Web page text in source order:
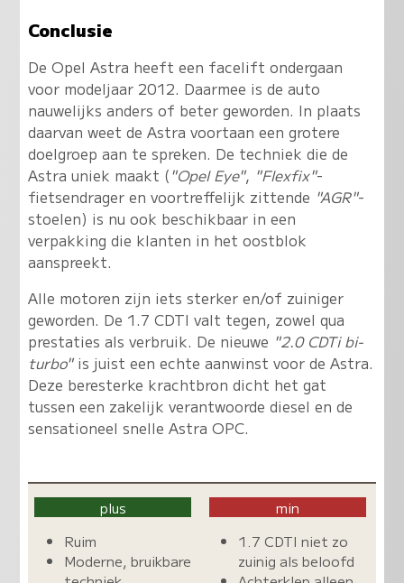
Conclusie
De Opel Astra heeft een facelift ondergaan
voor modeljaar 2012. Daarmee is de auto
nauwelijks anders of beter geworden. In plaats
daarvan weet de Astra voortaan een grotere
doelgroep aan te spreken. De techniek die de
Astra uniek maakt ("Opel Eye", "Flexfix"-
fietsendrager en voortreffelijk zittende "AGR"-
stoelen) is nu ook beschikbaar in een
verpakking die klanten in het oostblok
aanspreekt.
Alle motoren zijn iets sterker en/of zuiniger
geworden. De 1.7 CDTI valt tegen, zowel qua
prestaties als verbruik. De nieuwe "2.0 CDTi bi-
turbo"is juist een echte aanwinst voor de Astra.
Deze beresterke krachtbron dicht het gat
tussen een zakelijk verantwoorde diesel en de
sensationeel snelle Astra OPC.
plus
Ruim
Moderne, bruikbare
min
1.7 CDTI niet zo
zuinig als beloofd